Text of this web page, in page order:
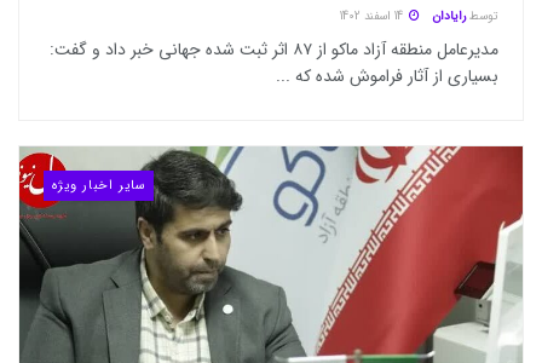
توسط رایادان
مدیرعامل منطقه آزاد ماکو از ۸۷ اثر ثبت شده جهانی خبر داد و گفت:
بسیاری از آثار فراموش شده که ...
سایر اخبار ویژه